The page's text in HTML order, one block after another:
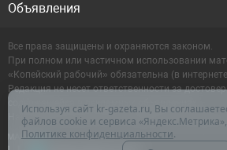
Объявления
Все права защищены и охраняются законом.
При полном или частичном использовании
«Копейский рабочий» обязательна (в
Редакция не несет ответственности за
содержащейся в рекламных объявлениях.
Настоящий ресурс может содержать
Используя сайт kr-gazeta.ru, Вы
файлов cookie и сервиса
Политике конфиденциальности.